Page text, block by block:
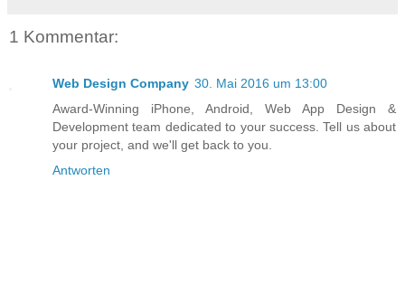
1 Kommentar:
Web Design Company 30. Mai 2016 um 13:00
Award-Winning iPhone, Android, Web App Design &
Development team dedicated to your success. Tell us about
your project, and we'll get back to you.
Antworten